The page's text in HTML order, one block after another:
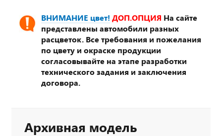
ВНИМАНИЕ цвет! ДОП.ОПЦИЯ На сайте
представлены автомобили разных
расцветок. Все требования и пожелания
по цвету и окраске продукции
согласовывайте на этапе разработки
технического задания и заключения
договора.
Архивная модель